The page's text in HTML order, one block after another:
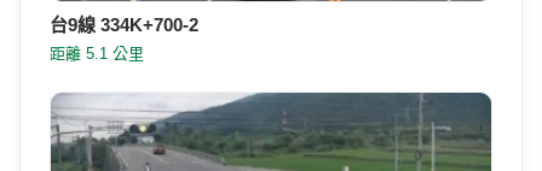
距離 5.1 公里